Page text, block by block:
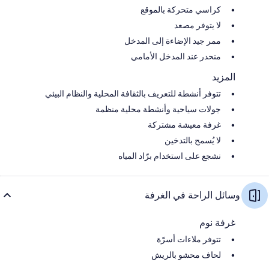
كراسي متحركة بالموقع
لا يتوفر مصعد
ممر جيد الإضاءة إلى المدخل
منحدر عند المدخل الأمامي
المزيد
تتوفر أنشطة للتعريف بالثقافة المحلية والنظام البيئي
جولات سياحية وأنشطة محلية منظمة
غرفة معيشة مشتركة
لا يُسمح بالتدخين
نشجع على استخدام برّاد المياه
وسائل الراحة في الغرفة
غرفة نوم
تتوفر ملاءات أسرّة
لحاف محشو بالريش